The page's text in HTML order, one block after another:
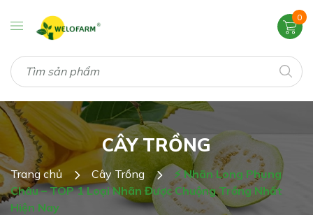
0
CÂY TRỒNG
Trang chủ Cây Trồng
⚡ Nhãn Long Phụng
Châu – TOP 1 Loại Nhãn Được Chuộng Trồng Nhất
Hiện Nay